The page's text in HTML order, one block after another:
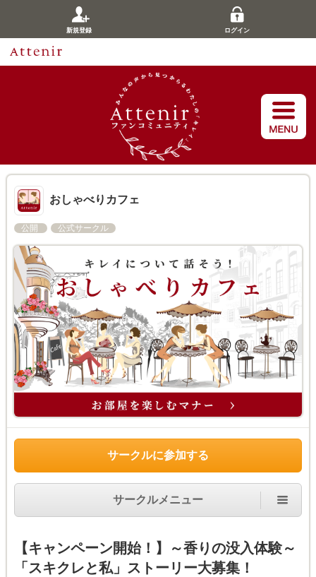
新規登録 ログイン
おしゃべりカフェ
公開 公式サークル
サークルに参加する
サークルメニュー
【キャンペーン開始！】～香りの没入体験～
「スキクレと私」ストーリー大募集！